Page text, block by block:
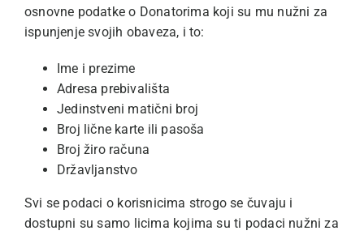
osnovne podatke o Donatorima koji su mu nužni za
ispunjenje svojih obaveza, i to:
Ime i prezime
Adresa prebivališta
Jedinstveni matični broj
Broj lične karte ili pasoša
Broj žiro računa
Državljanstvo
Svi se podaci o korisnicima strogo se čuvaju i
dostupni su samo licima kojima su ti podaci nužni za